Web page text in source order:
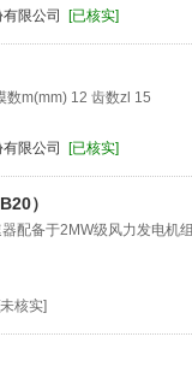
限公司
[已核实]
数m(mm) 12 齿数zl 15
限公司
[已核实]
）
配备于2MW级风力发电机
[未核实]